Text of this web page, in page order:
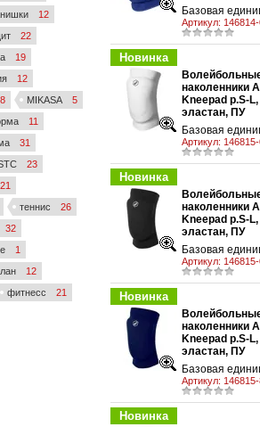
Базовая
Артикул:
Новинка
наколенники
Kneepad р.S-
эластан, ПУ
Базовая
Артикул:
Новинка
наколенники
Kneepad р.S-
эластан, ПУ
Базовая
Артикул:
Новинка
наколенники
Kneepad р.S-
эластан, ПУ
Базовая
Артикул:
Новинка
12
22
19
12
8 MIKASA
5
11
31
23
21
теннис
26
32
1
12
фитнесс 21